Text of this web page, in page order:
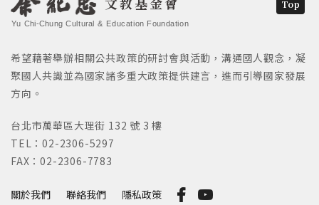
Yu Chi-Chung Cultural & Education Foundation
關於我們 聯絡我們 隱私政策
希望藉著舉辦相關公共政策的研討會與活動，溝通國人觀念，凝
聚國人共識並為國家諸多重大政策提供建言，進而引導國家發展
方向。
台北市萬華區大理街 132 號 3 樓
TEL：02-2306-5297
FAX：02-2306-7783
Top